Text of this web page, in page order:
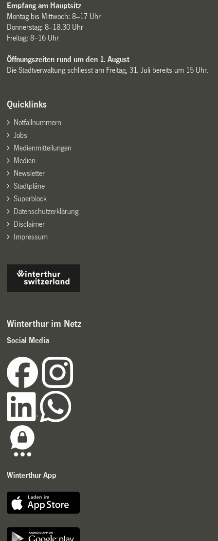
Empfang am Hauptsitz
Montag bis Mittwoch: 8–17 Uhr
Donnerstag: 8–18.30 Uhr
Freitag: 8–16 Uhr
Öffnungszeiten rund um den 1. August
Die Stadtverwaltung schliesst am Freitag, 31. Juli bereits um 15 Uhr.
Quicklinks
Notfallnummern
Jobs
Medienmitteilungen
Medien
Newsletter
Stadtpläne
Superblock
Datenschutzerklärung
Disclaimer
Impressum
Winterthur im Netz
Social Media
Winterthur App